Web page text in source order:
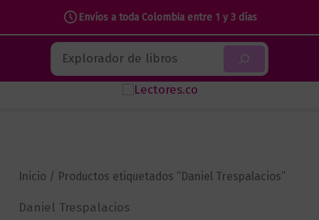
Envíos a toda Colombia entre 1 y 3 días
contenido
Buscar
Inicio / Productos etiquetados “Daniel Trespalacios”
Daniel Trespalacios